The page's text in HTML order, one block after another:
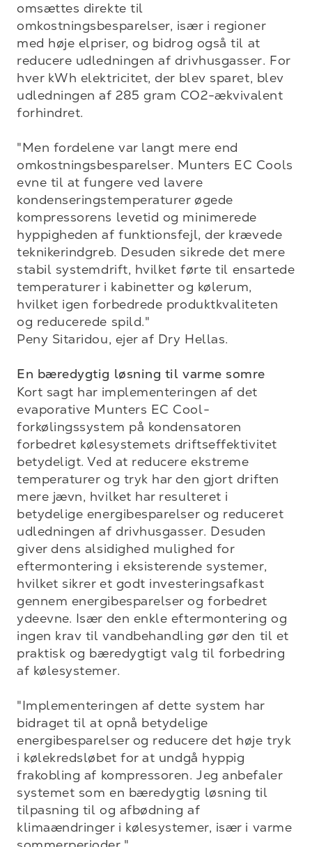
omsættes direkte til
omkostningsbesparelser, især i regioner
med høje elpriser, og bidrog også til at
reducere udledningen af drivhusgasser. For
hver kWh elektricitet, der blev sparet, blev
udledningen af 285 gram CO2-ækvivalent
forhindret.
"Men fordelene var langt mere end
omkostningsbesparelser. Munters EC Cools
evne til at fungere ved lavere
kondenseringstemperaturer øgede
kompressorens levetid og minimerede
hyppigheden af funktionsfejl, der krævede
teknikerindgreb. Desuden sikrede det mere
stabil systemdrift, hvilket førte til ensartede
temperaturer i kabinetter og kølerum,
hvilket igen forbedrede produktkvaliteten
og reducerede spild."
Peny Sitaridou, ejer af Dry Hellas.
En bæredygtig løsning til varme somre
Kort sagt har implementeringen af det
evaporative Munters EC Cool-
forkølingssystem på kondensatoren
forbedret kølesystemets driftseffektivitet
betydeligt. Ved at reducere ekstreme
temperaturer og tryk har den gjort driften
mere jævn, hvilket har resulteret i
betydelige energibesparelser og reduceret
udledningen af drivhusgasser. Desuden
giver dens alsidighed mulighed for
eftermontering i eksisterende systemer,
hvilket sikrer et godt investeringsafkast
gennem energibesparelser og forbedret
ydeevne. Især den enkle eftermontering og
ingen krav til vandbehandling gør den til et
praktisk og bæredygtigt valg til forbedring
af kølesystemer.
"Implementeringen af dette system har
bidraget til at opnå betydelige
energibesparelser og reducere det høje tryk
i kølekredsløbet for at undgå hyppig
frakobling af kompressoren. Jeg anbefaler
systemet som en bæredygtig løsning til
tilpasning til og afbødning af
klimaændringer i kølesystemer, især i varme